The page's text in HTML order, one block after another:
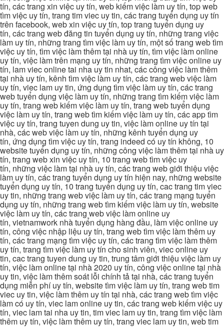
tín, các trang xin việc uy tín, web kiếm việc làm uy tín, top web
tìm việc uy tín, trang tim viec uy tin, các trang tuyển dụng uy tín
trên facebook, web xin việc uy tín, top trang tuyển dụng uy
tín, các trang web đăng tin tuyển dụng uy tín, những trang việc
làm uy tín, những trang tìm việc làm uy tín, một số trang web tìm
việc uy tín, tìm việc làm thêm tại nhà uy tín, tìm việc làm online
uy tín, việc làm trên mạng uy tín, những trang tìm việc online uy
tín, lam viec online tai nha uy tin nhat, các công việc làm thêm
tại nhà uy tín, kênh tìm việc làm uy tín, các trang web việc làm
uy tín, viec lam uy tin, ứng dụng tìm việc làm uy tín, các trang
web tuyển dụng việc làm uy tín, những trang tìm kiếm việc làm
uy tín, trang web kiếm việc làm uy tín, trang web tuyển dụng
việc làm uy tín, trang web tìm kiếm việc làm uy tín, các app tìm
việc uy tín, trang tuyen dung uy tin, việc làm online uy tín tại
nhà, các web việc làm uy tín, những kênh tuyển dụng uy
tín, ứng dụng tìm việc uy tín, trang indeed có uy tín không, 10
website tuyển dụng uy tín, những công việc làm thêm tại nhà uy
tín, trang web xin việc uy tín, 10 trang web tìm việc uy
tín, những việc làm tại nhà uy tín, các trang web giới thiệu việc
làm uy tín, các trang tuyển dụng uy tín hiện nay, những website
tuyển dụng uy tín, 10 trang tuyển dụng uy tín, cac trang tim viec
uy tin, những trang web việc làm uy tín, các trang mạng tuyển
dụng uy tín, những trang web tìm kiếm việc làm uy tín, website
việc làm uy tín, các trang web việc làm online uy
tín, vietnamwork nhà tuyển dụng hàng đầu, làm việc online uy
tín, công việc nhập liệu uy tín, trang web tìm việc làm thêm uy
tín, các trang mạng tìm việc uy tín, các trang tìm việc làm thêm
uy tín, trang tìm việc làm uy tín cho sinh viên, viec online uy
tin, cac trang tuyen dung uy tin, trung tâm giới thiệu việc làm uy
tín, việc làm online tại nhà 2020 uy tín, công việc online tại nhà
uy tin, việc làm thêm soát lỗi chính tả tại nhà, các trang tuyển
dụng miễn phí uy tín, website tìm việc làm uy tín, trang web tim
viec uy tin, việc làm thêm uy tín tại nhà, các trang web tìm việc
làm có uy tín, viec lam online uy tin, các trang web kiếm việc uy
tín, viec lam tai nha uy tin, tim viec lam uy tin, trang tìm việc làm
thêm uy tín, việc làm thêm uy tín, trang viec lam uy tin, web tim